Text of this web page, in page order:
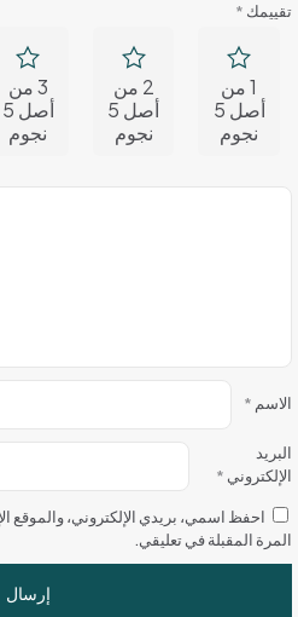
تقييمك *
1 من
أصل 5
نجوم
2 من
أصل 5
نجوم
3 من
أصل 5
نجوم
الاسم *
البريد
الإلكتروني *
احفظ اسمي، بريدي الإلكتروني، والموقع
المرة المقبلة في تعليقي.